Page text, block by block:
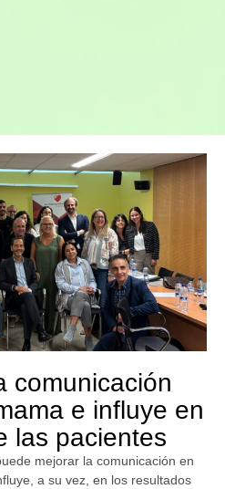
comunicación
e influye en
las pacientes
mejorar la comunicación en
a su vez, en los resultados